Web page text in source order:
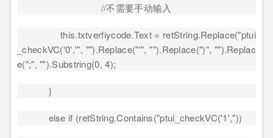
//不需要手动输入
this.txtverfiycode.Text = retString.Replace("ptui
_checkVC('0','", "").Replace("'", "").Replace(")", "").Replac
e(";", "").Substring(0, 4);
}
else if (retString.Contains("ptui_checkVC('1',"))